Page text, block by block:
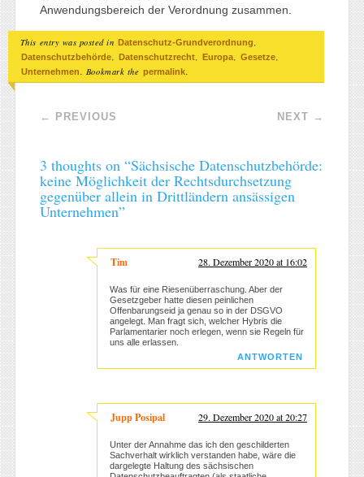
Anwendungsbereich der Verordnung zusammen.
This entry was posted in Datenschutz-Grundverordnung,
Datenschutzbehörde, Datenschutzrecht, Europa, Gesetze,
Unternehmen. Bookmark the permalink.
Post navigation
← PREVIOUS NEXT →
3 thoughts on “Sächsische Datenschutzbehörde:
keine Möglichkeit der Rechtsdurchsetzung
gegenüber allein in Drittländern ansässigen
Unternehmen”
Tim 28. Dezember 2020 at 16:02
Was für eine Riesenüberraschung. Aber der
Gesetzgeber hatte diesen peinlichen
Offenbarungseid ja genau so in der DSGVO
angelegt. Man fragt sich, welcher Hybris die
Parlamentarier noch erlegen, wenn sie Regeln für
uns alle erlassen.
ANTWORTEN
Jupp Posipal 29. Dezember 2020 at 20:27
Unter der Annahme das ich den geschilderten
Sachverhalt wirklich verstanden habe, wäre die
dargelegte Haltung des sächsischen